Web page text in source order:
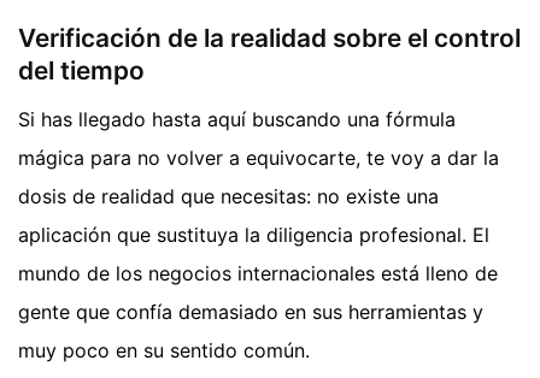
Verificación de la realidad sobre el control
del tiempo
Si has llegado hasta aquí buscando una fórmula
mágica para no volver a equivocarte, te voy a dar la
dosis de realidad que necesitas: no existe una
aplicación que sustituya la diligencia profesional. El
mundo de los negocios internacionales está lleno de
gente que confía demasiado en sus herramientas y
muy poco en su sentido común.